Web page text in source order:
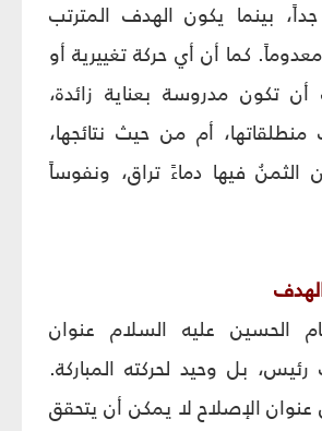
جداً، بينما يكون الهدف المترتب
كما أن أي حركة تغييرية أو
تكون مدروسة بعناية زائدة،
أم من حيث نتائجها،
الثمنُ فيها دماءً تراق، ونفوساً
الحسين عليه السلام عنوان
بل وحيد لحركته المباركة.
الإصلاح لا يمكن أن يتحقق